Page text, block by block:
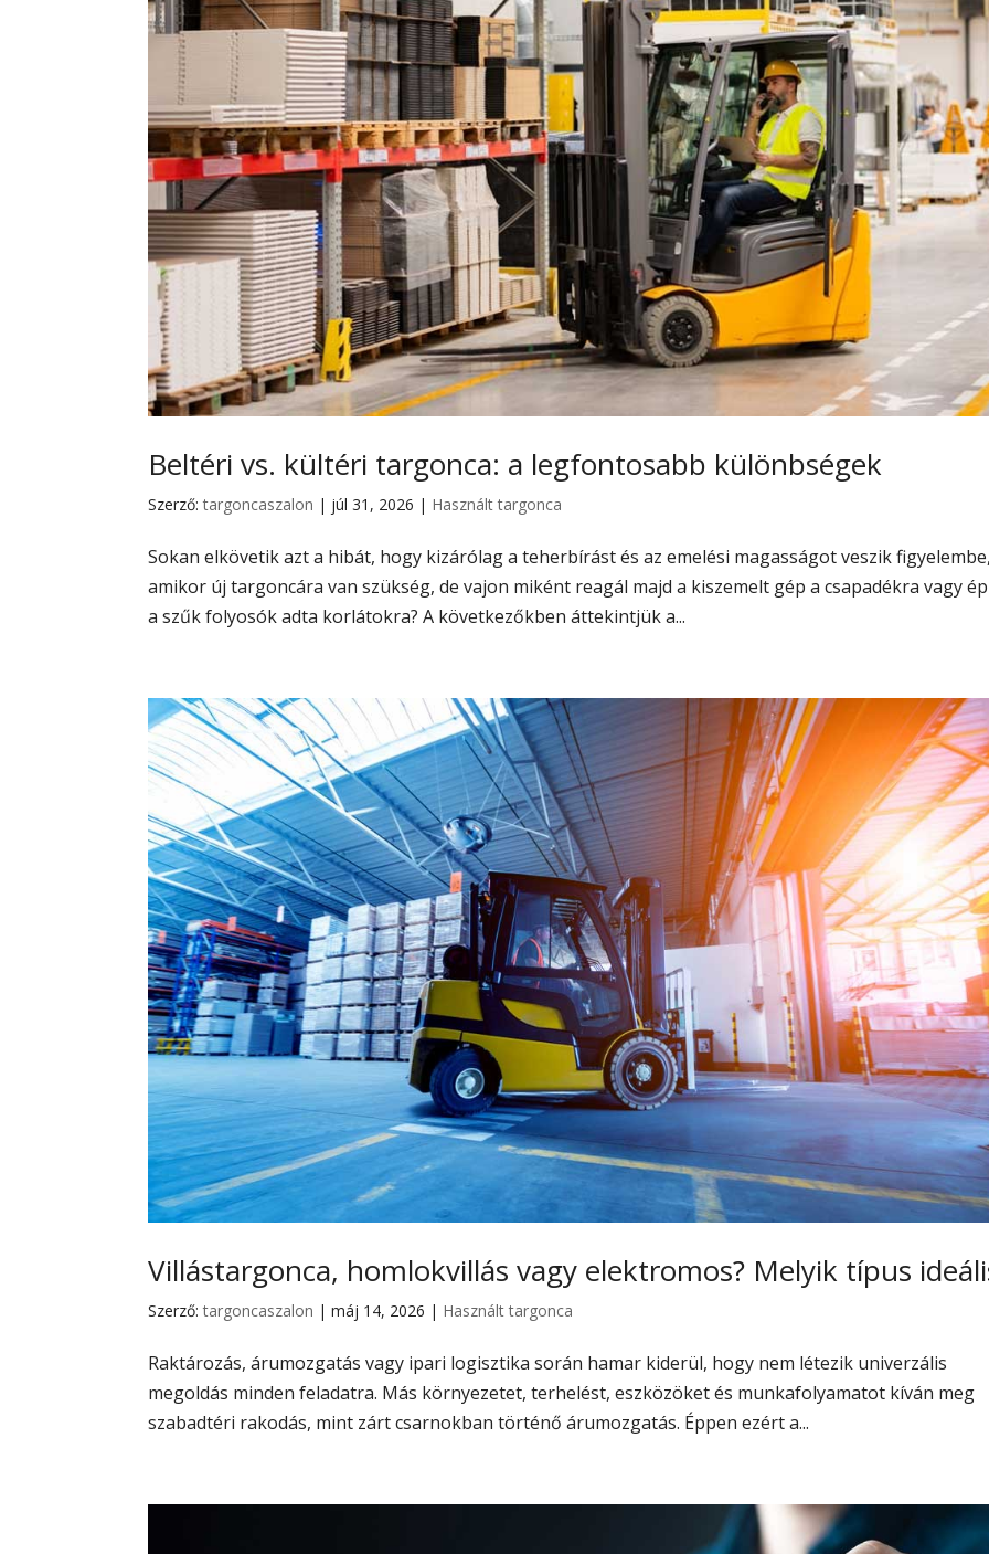
Beltéri vs. kültéri targonca: a legfontosabb különbségek
Szerző:targoncaszalon | júl 31, 2026 | Használt targonca
Sokan elkövetik azt a hibát, hogy kizárólag a teherbírást és az emelési magasságot veszik
amikor új targoncára van szükség, de vajon miként reagál majd a kiszemelt gép a csapadékra vagy
a szűk folyosók adta korlátokra? A következőkben áttekintjük a...
Villástargonca, homlokvillás vagy elektromos? Melyik típus
Szerző:targoncaszalon |máj 14, 2026 | Használt targonca
Raktározás, árumozgatás vagy ipari logisztika során hamar kiderül, hogy nem létezik univerzális
megoldás minden feladatra. Más környezetet, terhelést, eszközöket és munkafolyamatot kíván meg
szabadtéri rakodás, mint zárt csarnokban történő árumozgatás. Éppen ezért a...